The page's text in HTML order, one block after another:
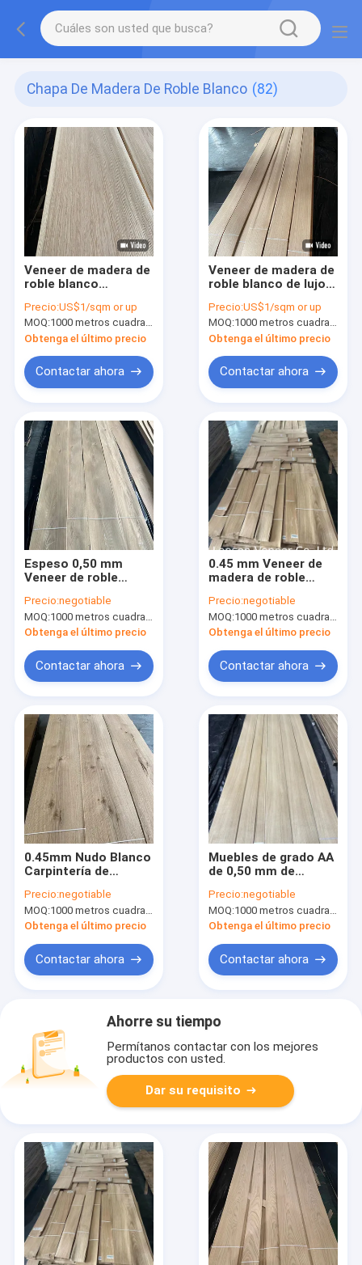
Chapa De Madera De Roble Blanco (82)
Veneer de madera de
roble blanco
de espesor, panel de
grado A
Precio:US$1/sqm or up
MOQ:1000 metros cuadrados
Obtenga el último precio
Contactar ahora
Veneer de madera de
roble blanco de lujo,
cuartos de
corte/grano recto,
para
muebles/suelos/
Precio:US$1/sqm or up
MOQ:1000 metros cuadrados
Obtenga el último precio
Contactar ahora
Espeso 0,50 mm
Veneer de roble
grado D
Precio:negotiable
MOQ:1000 metros cuadrados
Obtenga el último precio
Contactar ahora
0.45 mm Veneer de
madera de roble
borde de banda de
grado C
Precio:negotiable
MOQ:1000 metros cuadrados
Obtenga el último precio
Contactar ahora
0.45mm Nudo Blanco
Carpintería de
la permeación de
muebles de estilo
retro
Precio:negotiable
MOQ:1000 metros cuadrados
Obtenga el último precio
Contactar ahora
Muebles de grado AA
de 0,50 mm de
Precio:negotiable
MOQ:1000 metros cuadrados
Obtenga el último precio
Contactar ahora
Ahorre su tiempo
Permítanos contactar con los mejores
productos con usted.
Dar su requisito